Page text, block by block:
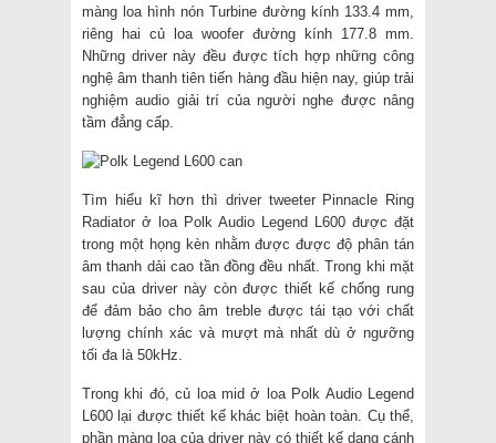
màng loa hình nón Turbine đường kính 133.4 mm,
riêng hai củ loa woofer đường kính 177.8 mm.
Những driver này đều được tích hợp những công
nghệ âm thanh tiên tiến hàng đầu hiện nay, giúp trải
nghiệm audio giải trí của người nghe được nâng
tầm đẳng cấp.
Tìm hiểu kĩ hơn thì driver tweeter Pinnacle Ring
Radiator ở loa Polk Audio Legend L600 được đặt
trong một họng kèn nhằm được được độ phân tán
âm thanh dải cao tần đồng đều nhất. Trong khi mặt
sau của driver này còn được thiết kế chống rung
để đảm bảo cho âm treble được tái tạo với chất
lượng chính xác và mượt mà nhất dù ở ngưỡng
tối đa là 50kHz.
Trong khi đó, củ loa mid ở loa Polk Audio Legend
L600 lại được thiết kế khác biệt hoàn toàn. Cụ thể,
phần màng loa của driver này có thiết kế dạng cánh